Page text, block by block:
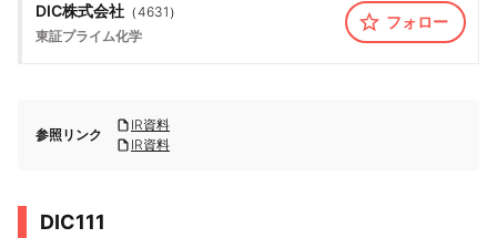
DIC株式会社 （4631 ）
東証プライム化学
フォロー
参照リンク
IR資料
IR資料
DIC111